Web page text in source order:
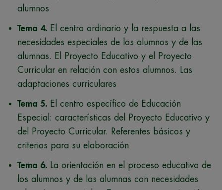
alumnos
Tema 4. El centro ordinario y la respuesta a las
necesidades especiales de los alumnos y de las
alumnas. El Proyecto Educativo y el Proyecto
Curricular en relación con estos alumnos. Las
adaptaciones curriculares
Tema 5. El centro específico de Educación
Especial: características del Proyecto Educativo y
del Proyecto Curricular. Referentes básicos y
criterios para su elaboración
Tema 6. La orientación en el proceso educativo de
los alumnos y de las alumnas con necesidades